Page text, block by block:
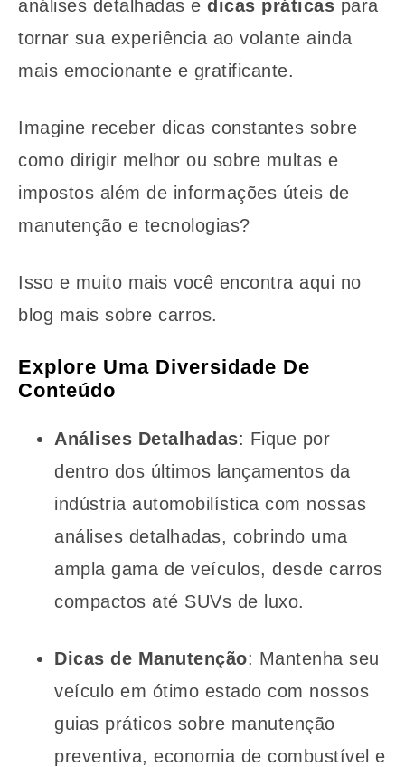
análises detalhadas e dicas práticas para
tornar sua experiência ao volante ainda
mais emocionante e gratificante.
Imagine receber dicas constantes sobre
como dirigir melhor ou sobre multas e
impostos além de informações úteis de
manutenção e tecnologias?
Isso e muito mais você encontra aqui no
blog mais sobre carros.
Explore Uma Diversidade De
Conteúdo
Análises Detalhadas: Fique por
dentro dos últimos lançamentos da
indústria automobilística com nossas
análises detalhadas, cobrindo uma
ampla gama de veículos, desde carros
compactos até SUVs de luxo.
Dicas de Manutenção: Mantenha seu
veículo em ótimo estado com nossos
guias práticos sobre manutenção
preventiva, economia de combustível e